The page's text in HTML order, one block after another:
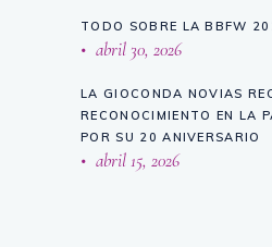
TODO SOBRE LA BBFW
abril 30, 2026
LA GIOCONDA NOVIAS
RECONOCIMIENTO EN LA
POR SU 20 ANIVERSARIO
abril 15, 2026